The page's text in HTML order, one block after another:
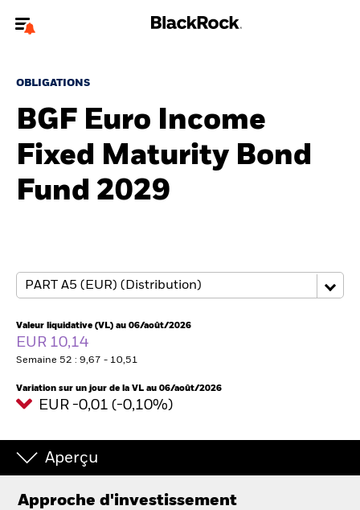
financiers.
jourvotre type d'utilisateur
A propos de BlackRock
Produits
Insights
ETFs & Fonds indiciels
Documents
Intermédiaires financiers.
België
Change location
NL FR
OBLIGATIONS
BGF Euro Income
Fixed Maturity Bond
Fund 2029
Valeur liquidative (VL) au 06/août/2026
EUR 10,14
Semaine 52 : 9,67 - 10,51
Variation sur un jour de la VL au 06/août/2026
EUR -0,01 (-0,10%)
Aperçu
Approche d'investissement